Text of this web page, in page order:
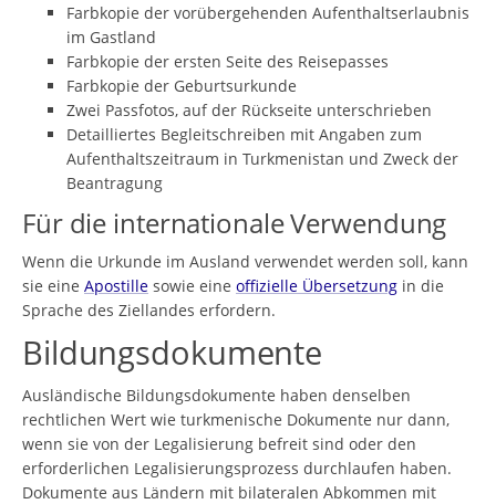
Farbkopie der vorübergehenden Aufenthaltserlaubnis
im Gastland
Farbkopie der ersten Seite des Reisepasses
Farbkopie der Geburtsurkunde
Zwei Passfotos, auf der Rückseite unterschrieben
Detailliertes Begleitschreiben mit Angaben zum
Aufenthaltszeitraum in Turkmenistan und Zweck der
Beantragung
Für die internationale Verwendung
Wenn die Urkunde im Ausland verwendet werden soll, kann
sie eine Apostille sowie eine offizielle Übersetzung in die
Sprache des Ziellandes erfordern.
Bildungsdokumente
Ausländische Bildungsdokumente haben denselben
rechtlichen Wert wie turkmenische Dokumente nur dann,
wenn sie von der Legalisierung befreit sind oder den
erforderlichen Legalisierungsprozess durchlaufen haben.
Dokumente aus Ländern mit bilateralen Abkommen mit